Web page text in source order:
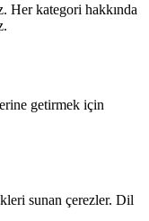
Her kategori hakkında
getirmek için
sunan çerezler. Dil